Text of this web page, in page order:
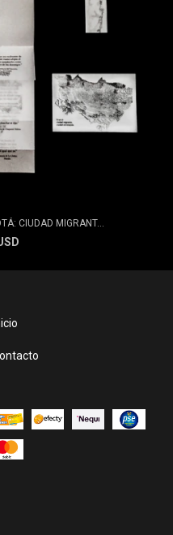
CIUDAD MIGRANT...